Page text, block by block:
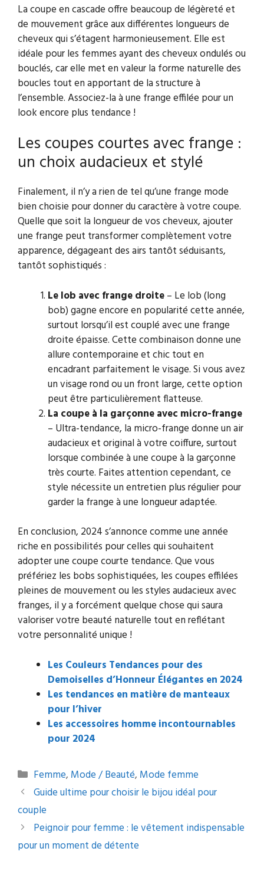
La coupe en cascade offre beaucoup de légèreté et
de mouvement grâce aux différentes longueurs de
cheveux qui s’étagent harmonieusement. Elle est
idéale pour les femmes ayant des cheveux ondulés ou
bouclés, car elle met en valeur la forme naturelle des
boucles tout en apportant de la structure à
l’ensemble. Associez-la à une frange effilée pour un
look encore plus tendance !
Les coupes courtes avec frange :
un choix audacieux et stylé
Finalement, il n’y a rien de tel qu’une frange mode
bien choisie pour donner du caractère à votre coupe.
Quelle que soit la longueur de vos cheveux, ajouter
une frange peut transformer complètement votre
apparence, dégageant des airs tantôt séduisants,
tantôt sophistiqués :
Le lob avec frange droite– Le lob (long
bob) gagne encore en popularité cette année,
surtout lorsqu’il est couplé avec une frange
droite épaisse. Cette combinaison donne une
allure contemporaine et chic tout en
encadrant parfaitement le visage. Si vous avez
un visage rond ou un front large, cette option
peut être particulièrement flatteuse.
La coupe à la garçonne avec micro-frange
– Ultra-tendance, la micro-frange donne un air
audacieux et original à votre coiffure, surtout
lorsque combinée à une coupe à la garçonne
très courte. Faites attention cependant, ce
style nécessite un entretien plus régulier pour
garder la frange à une longueur adaptée.
En conclusion, 2024 s’annonce comme une année
riche en possibilités pour celles qui souhaitent
adopter une coupe courte tendance. Que vous
préfériez les bobs sophistiquées, les coupes effilées
pleines de mouvement ou les styles audacieux avec
franges, il y a forcément quelque chose qui saura
valoriser votre beauté naturelle tout en reflétant
votre personnalité unique !
Les Couleurs Tendances pour des
Demoiselles d’Honneur Élégantes en 2024
Les tendances en matière de manteaux
pour l’hiver
Les accessoires homme incontournables
pour 2024
Catégories
Femme, Mode / Beauté, Mode femme
Navigation
des
articles
Guide ultime pour choisir le bijou idéal pour
couple
Peignoir pour femme : le vêtement indispensable
pour un moment de détente